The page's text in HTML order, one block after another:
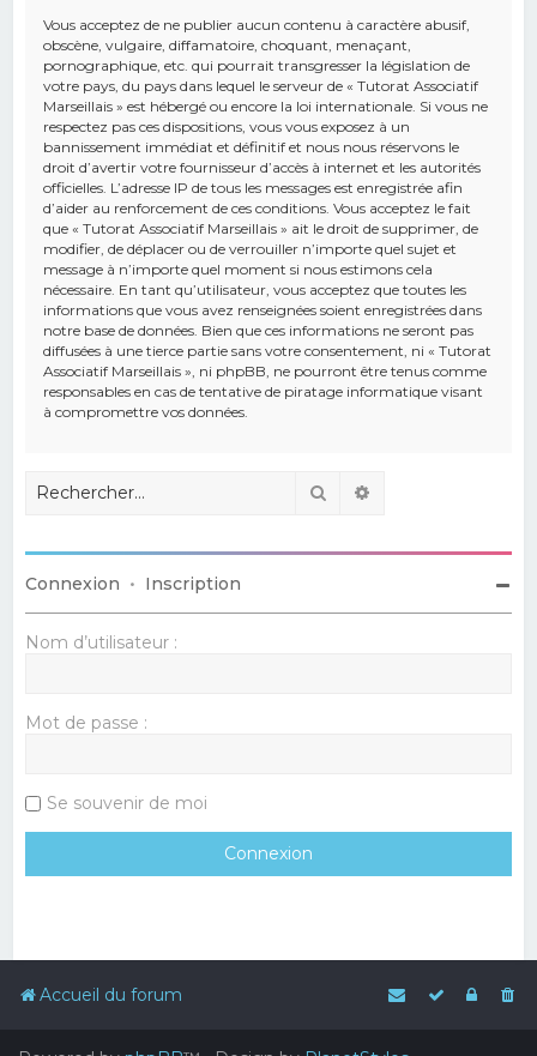
Vous acceptez de ne publier aucun contenu à caractère abusif,
obscène, vulgaire, diffamatoire, choquant, menaçant,
pornographique, etc. qui pourrait transgresser la législation de
votre pays, du pays dans lequel le serveur de « Tutorat Associatif
Marseillais » est hébergé ou encore la loi internationale. Si vous ne
respectez pas ces dispositions, vous vous exposez à un
bannissement immédiat et définitif et nous nous réservons le
droit d’avertir votre fournisseur d’accès à internet et les autorités
officielles. L’adresse IP de tous les messages est enregistrée afin
d’aider au renforcement de ces conditions. Vous acceptez le fait
que « Tutorat Associatif Marseillais » ait le droit de supprimer, de
modifier, de déplacer ou de verrouiller n’importe quel sujet et
message à n’importe quel moment si nous estimons cela
nécessaire. En tant qu’utilisateur, vous acceptez que toutes les
informations que vous avez renseignées soient enregistrées dans
notre base de données. Bien que ces informations ne seront pas
diffusées à une tierce partie sans votre consentement, ni « Tutorat
Associatif Marseillais », ni phpBB, ne pourront être tenus comme
responsables en cas de tentative de piratage informatique visant
à compromettre vos données.
Rechercher
Connexion • Inscription
Nom d’utilisateur :
Mot de passe :
Se souvenir de moi
Accueil du forum